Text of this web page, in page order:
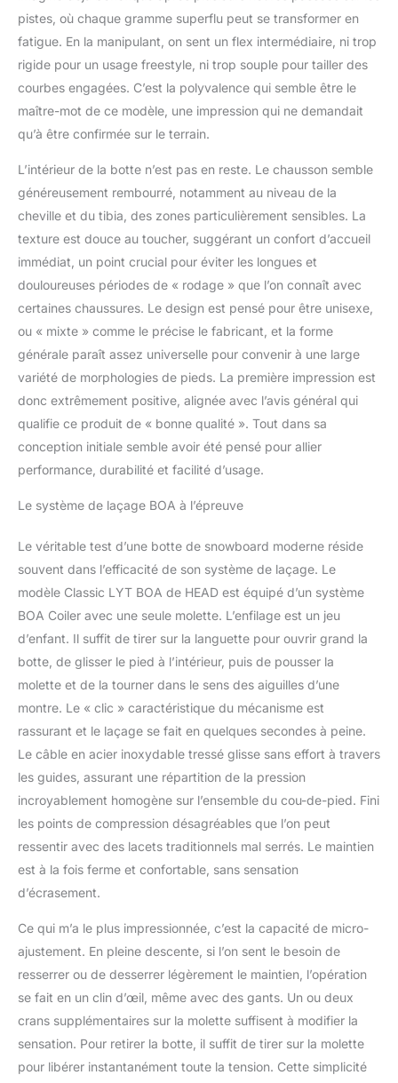
pistes, où chaque gramme superflu peut se transformer en
fatigue. En la manipulant, on sent un flex intermédiaire, ni trop
rigide pour un usage freestyle, ni trop souple pour tailler des
courbes engagées. C’est la polyvalence qui semble être le
maître-mot de ce modèle, une impression qui ne demandait
qu’à être confirmée sur le terrain.
L’intérieur de la botte n’est pas en reste. Le chausson semble
généreusement rembourré, notamment au niveau de la
cheville et du tibia, des zones particulièrement sensibles. La
texture est douce au toucher, suggérant un confort d’accueil
immédiat, un point crucial pour éviter les longues et
douloureuses périodes de « rodage » que l’on connaît avec
certaines chaussures. Le design est pensé pour être unisexe,
ou « mixte » comme le précise le fabricant, et la forme
générale paraît assez universelle pour convenir à une large
variété de morphologies de pieds. La première impression est
donc extrêmement positive, alignée avec l’avis général qui
qualifie ce produit de « bonne qualité ». Tout dans sa
conception initiale semble avoir été pensé pour allier
performance, durabilité et facilité d’usage.
Le système de laçage BOA à l’épreuve
Le véritable test d’une botte de snowboard moderne réside
souvent dans l’efficacité de son système de laçage. Le
modèle Classic LYT BOA de HEAD est équipé d’un système
BOA Coiler avec une seule molette. L’enfilage est un jeu
d’enfant. Il suffit de tirer sur la languette pour ouvrir grand la
botte, de glisser le pied à l’intérieur, puis de pousser la
molette et de la tourner dans le sens des aiguilles d’une
montre. Le « clic » caractéristique du mécanisme est
rassurant et le laçage se fait en quelques secondes à peine.
Le câble en acier inoxydable tressé glisse sans effort à travers
les guides, assurant une répartition de la pression
incroyablement homogène sur l’ensemble du cou-de-pied. Fini
les points de compression désagréables que l’on peut
ressentir avec des lacets traditionnels mal serrés. Le maintien
est à la fois ferme et confortable, sans sensation
d’écrasement.
Ce qui m’a le plus impressionnée, c’est la capacité de micro-
ajustement. En pleine descente, si l’on sent le besoin de
resserrer ou de desserrer légèrement le maintien, l’opération
se fait en un clin d’œil, même avec des gants. Un ou deux
crans supplémentaires sur la molette suffisent à modifier la
sensation. Pour retirer la botte, il suffit de tirer sur la molette
pour libérer instantanément toute la tension. Cette simplicité